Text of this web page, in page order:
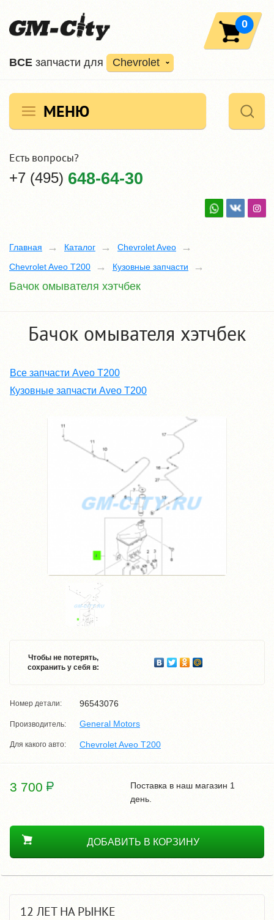
ВCE запчасти для Chevrolet
0
МЕНЮ
Есть вопросы?
+7 (495) 648-64-30
Главная Каталог
Chevrolet Aveo
Chevrolet Aveo T200
Кузовные запчасти
Бачок омывателя хэтчбек
Бачок омывателя хэтчбек
Все запчасти Aveo T200
Кузовные запчасти Aveo T200
Чтобы не потерять,
сохранить у себя в:
Номер детали: 96543076
Производитель: General Motors
Для какого авто: Chevrolet Aveo T200
3 700
Поставка в наш магазин 1
день.
ДОБАВИТЬ В КОРЗИНУ
12 ЛЕТ НА РЫНКЕ